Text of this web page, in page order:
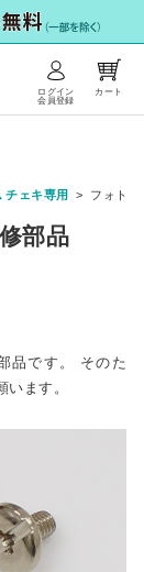
ログイン
会員登録
カート
チェキ専用 フォト
部品
品です。 そのた
ます。